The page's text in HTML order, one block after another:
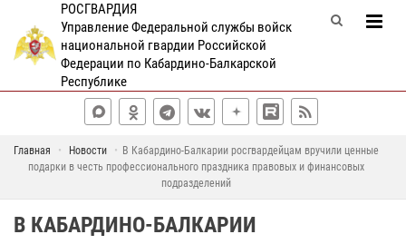
РОСГВАРДИЯ
Управление Федеральной службы войск
национальной гвардии Российской
Федерации по Кабардино-Балкарской
Республике
Главная Новости
В Кабардино-Балкарии росгвардейцам вручили ценные
подарки в честь профессионального праздника правовых и финансовых
подразделений
В КАБАРДИНО-БАЛКАРИИ